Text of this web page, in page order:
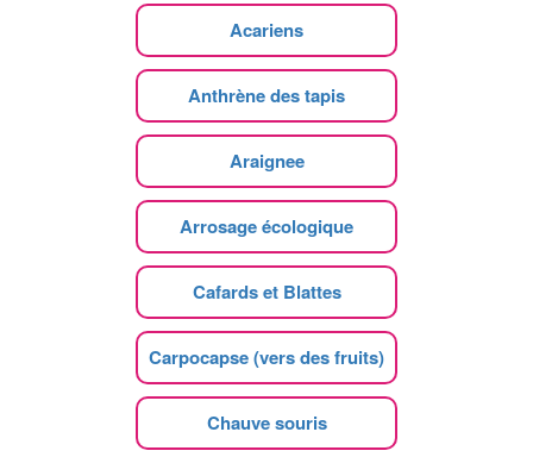
Acariens
Anthrène des tapis
Araignee
Arrosage écologique
Cafards et Blattes
Carpocapse (vers des fruits)
Chauve souris